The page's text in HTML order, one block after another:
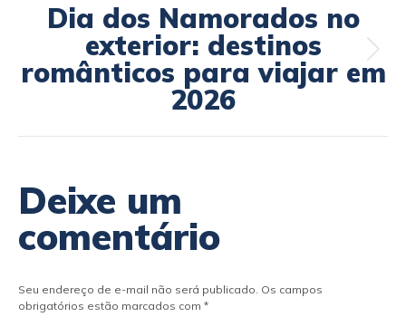
Dia dos Namorados no
exterior: destinos
românticos para viajar em
2026
Deixe um
comentário
Seu endereço de e-mail não será publicado. Os campos
obrigatórios estão marcados com *